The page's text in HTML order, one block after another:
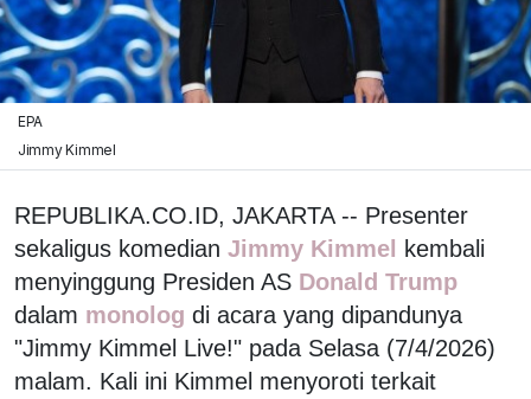
EPA
Jimmy Kimmel
REPUBLIKA.CO.ID, JAKARTA -- Presenter
sekaligus komedian Jimmy Kimmel
kembali
menyinggung Presiden AS Donald Trump
dalam monolog di acara yang dipandunya
"Jimmy Kimmel Live!" pada Selasa (7/4/2026)
malam. Kali ini Kimmel menyoroti terkait